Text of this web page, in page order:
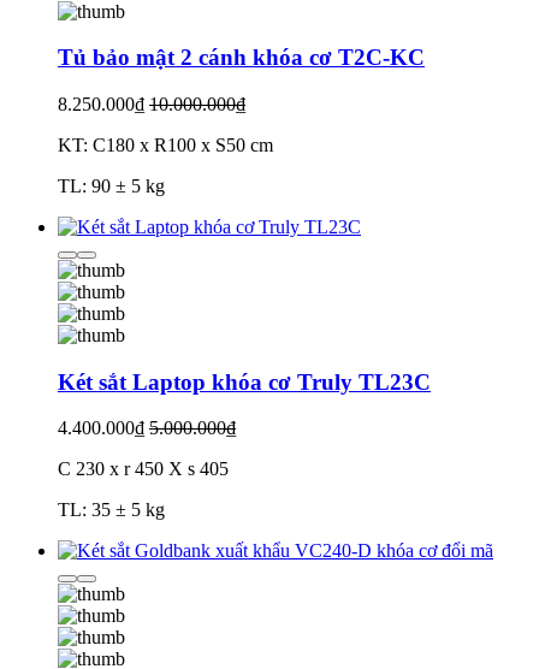
Tủ bảo mật 2 cánh khóa cơ T2C-KC
8.250.000₫ 10.000.000₫
KT: C180 x R100 x S50 cm
TL: 90 ± 5 kg
Két sắt Laptop khóa cơ Truly TL23C
4.400.000₫ 5.000.000₫
C 230 x r 450 X s 405
TL: 35 ± 5 kg